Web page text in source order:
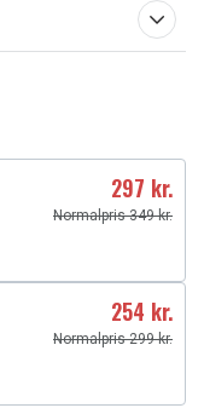
297 kr.
Normalpris 349 kr.
254 kr.
Normalpris 299 kr.